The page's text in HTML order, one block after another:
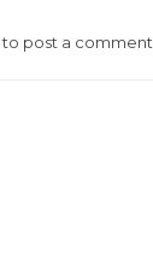
to post a comment.